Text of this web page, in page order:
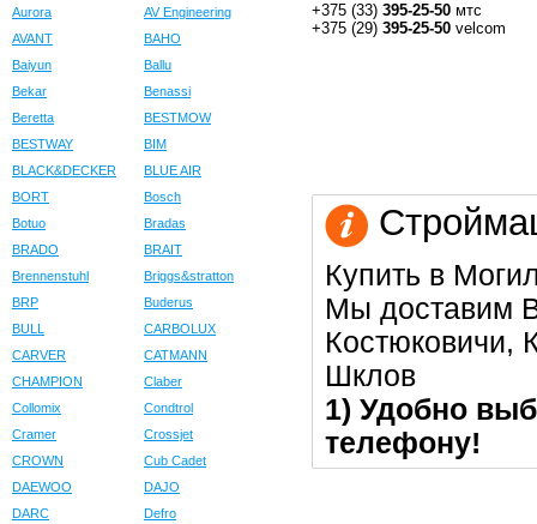
Aurora
AV Engineering
AVANT
BAHO
Baiyun
Ballu
Bekar
Benassi
Beretta
BESTMOW
BESTWAY
BIM
BLACK&DECKER
BLUE AIR
BORT
Bosch
Botuo
Bradas
BRADO
BRAIT
Brennenstuhl
Briggs&stratton
BRP
Buderus
BULL
CARBOLUX
CARVER
CATMANN
CHAMPION
Claber
Collomix
Condtrol
Cramer
Crossjet
CROWN
Cub Cadet
DAEWOO
DAJO
DARC
Defro
+375 (33) 395-25-50 мтс
+375 (29) 395-25-50 velcom
Купить в
Мы доставим
Костюковичи,
Шклов
1) Удобно
телефону!